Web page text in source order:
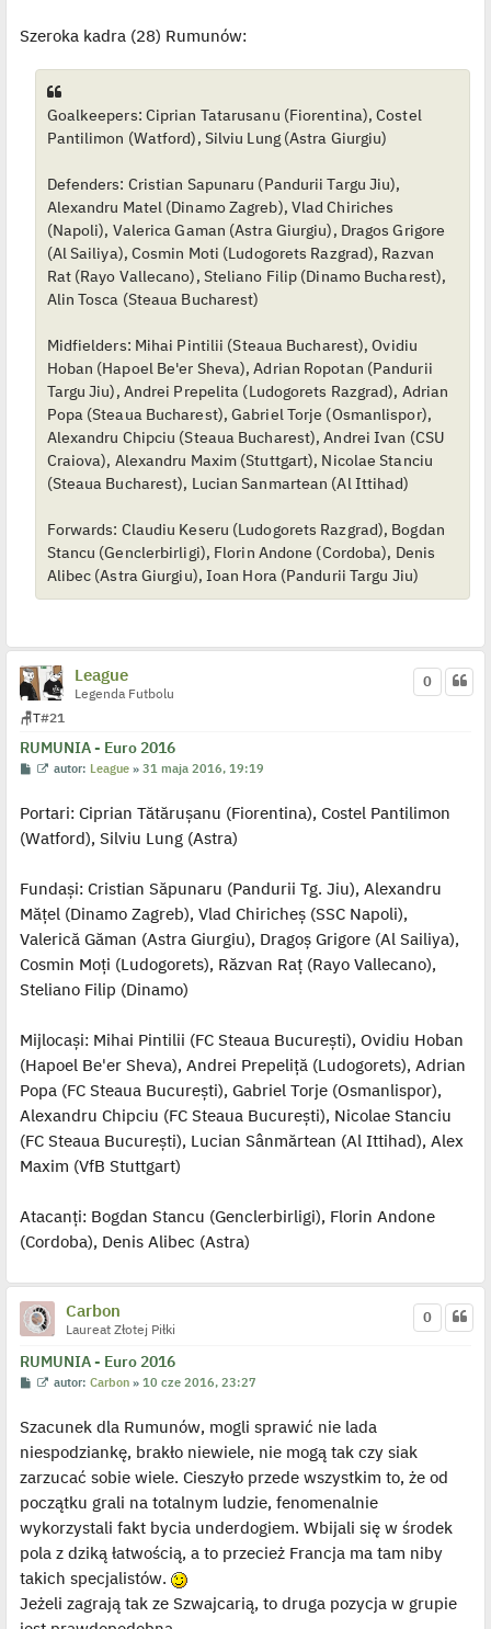
t
w
l
o
j
e
n
c
z
y
p
o
s
Szeroka kadra (28) Rumunów:
Goalkeepers: Ciprian Tatarusanu (Fiorentina), Costel
Pantilimon (Watford), Silviu Lung (Astra Giurgiu)
Defenders: Cristian Sapunaru (Pandurii Targu Jiu),
Alexandru Matel (Dinamo Zagreb), Vlad Chiriches
(Napoli), Valerica Gaman (Astra Giurgiu), Dragos Grigore
(Al Sailiya), Cosmin Moti (Ludogorets Razgrad), Razvan
Rat (Rayo Vallecano), Steliano Filip (Dinamo Bucharest),
Alin Tosca (Steaua Bucharest)
Midfielders: Mihai Pintilii (Steaua Bucharest), Ovidiu
Hoban (Hapoel Be'er Sheva), Adrian Ropotan (Pandurii
Targu Jiu), Andrei Prepelita (Ludogorets Razgrad), Adrian
Popa (Steaua Bucharest), Gabriel Torje (Osmanlispor),
Alexandru Chipciu (Steaua Bucharest), Andrei Ivan (CSU
Craiova), Alexandru Maxim (Stuttgart), Nicolae Stanciu
(Steaua Bucharest), Lucian Sanmartean (Al Ittihad)
Forwards: Claudiu Keseru (Ludogorets Razgrad), Bogdan
Stancu (Genclerbirligi), Florin Andone (Cordoba), Denis
Alibec (Astra Giurgiu), Ioan Hora (Pandurii Targu Jiu)
League
Legenda Futbolu
🪑T#21
RUMUNIA - Euro 2016
0
P
t
W
w
e
p
o
j
e
d
n
c
z
o
t
autor: League »31 maja 2016, 19:19
Portari: Ciprian Tătărușanu (Fiorentina), Costel Pantilimon
(Watford), Silviu Lung (Astra)
Fundași: Cristian Săpunaru (Pandurii Tg. Jiu), Alexandru
Mățel (Dinamo Zagreb), Vlad Chiricheș (SSC Napoli),
Valerică Găman (Astra Giurgiu), Dragoș Grigore (Al Sailiya),
Cosmin Moți (Ludogorets), Răzvan Raț (Rayo Vallecano),
Steliano Filip (Dinamo)
Mijlocași: Mihai Pintilii (FC Steaua București), Ovidiu Hoban
(Hapoel Be'er Sheva), Andrei Prepeliță (Ludogorets), Adrian
Popa (FC Steaua București), Gabriel Torje (Osmanlispor),
Alexandru Chipciu (FC Steaua București), Nicolae Stanciu
(FC Steaua București), Lucian Sânmărtean (Al Ittihad), Alex
Maxim (VfB Stuttgart)
Atacanți: Bogdan Stancu (Genclerbirligi), Florin Andone
(Cordoba), Denis Alibec (Astra)
Carbon
Laureat Złotej Piłki
RUMUNIA - Euro 2016
0
P
t
W
w
e
l
o
j
e
d
n
c
z
y
autor:Carbon »10 cze 2016, 23:27
Szacunek dla Rumunów, mogli sprawić nie lada
niespodziankę, brakło niewiele, nie mogą tak czy siak
zarzucać sobie wiele. Cieszyło przede wszystkim to, że od
początku grali na totalnym ludzie, fenomenalnie
wykorzystali fakt bycia underdogiem. Wbijali się w środek
pola z dziką łatwością, a to przecież Francja ma tam niby
takich specjalistów.
Jeżeli zagrają tak ze Szwajcarią, to druga pozycja w grupie